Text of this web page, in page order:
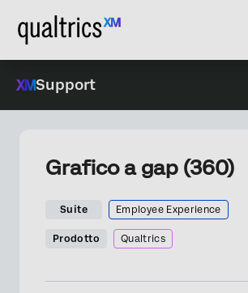
Support
Grafico a gap (360)
Suite Employee Experience
Prodotto Qualtrics